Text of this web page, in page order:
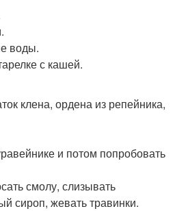
воды.
с кашей.
клена, ордена из репейника,
и потом попробовать
смолу, слизывать
сироп, жевать травинки.